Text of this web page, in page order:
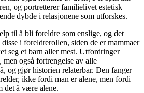
og portretterer familielivet estetisk
dybde i relasjonene som utforskes.
til å bli foreldre som enslige, og det
i foreldrerollen, siden de er mammaer
seg et barn aller mest. Utfordringer
også fortrengelse av alle
og gjør historien relaterbar. Den fanger
ikke fordi man er alene, men fordi
det å være alene.